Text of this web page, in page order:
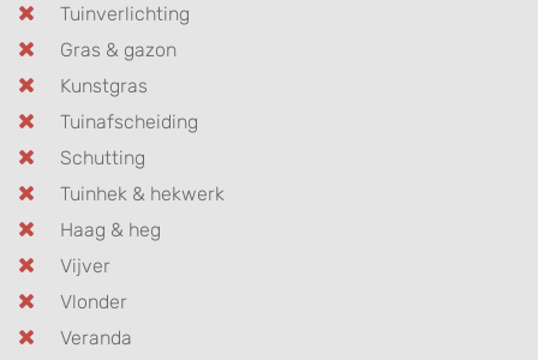
Tuinverlichting
Gras & gazon
Kunstgras
Tuinafscheiding
Schutting
Tuinhek & hekwerk
Haag & heg
Vijver
Vlonder
Veranda